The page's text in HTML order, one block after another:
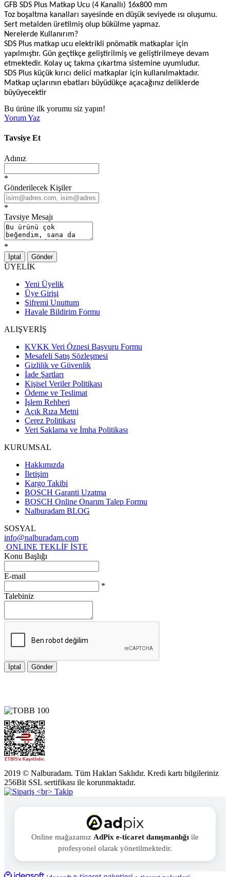
GFB SDS Plus Matkap Ucu (4 Kanallı) 16x800 mm
Toz boşaltma kanalları sayesinde en düşük seviyede ısı oluşumu.
Sert metalden üretilmiş olup bükülme yapmaz.
Nerelerde Kullanırım?
SDS Plus matkap ucu elektrikli pnömatik matkaplar için
yapılmıştır. Gün geçtikçe geliştirilmiş ve geliştirilmeye devam
etmektedir. Kolay uç takma çıkartma sistemine uyumludur.
SDS Plus küçük kırıcı delici matkaplar için kullanılmaktadır.
Matkap uçlarının ebatları büyüdükçe açacağınız deliklerde
büyüyecektir
Bu ürüne ilk yorumu siz yapın!
Yorum Yaz
Tavsiye Et
Adınız
*
Gönderilecek Kişiler
*
Tavsiye Mesajı
*
İptal Gönder
ÜYELİK
Yeni Üyelik
Üye Girişi
Şifremi Unuttum
Havale Bildirim Formu
ALIŞVERİŞ
KVKK Veri Öznesi Başvuru Formu
Mesafeli Satış Sözleşmesi
Gizlilik ve Güvenlik
İade Şartları
Kişisel Veriler Politikası
Ödeme ve Teslimat
İşlem Rehberi
Açık Rıza Metni
Çerez Politikası
Veri Saklama ve İmha Politikası
KURUMSAL
Hakkımızda
İletişim
Kargo Takibi
BOSCH Garanti Uzatma
BOSCH Online Onarım Talep Formu
Nalburadam BLOG
SOSYAL
info@nalburadam.com
ONLINE TEKLİF İSTE
Konu Başlığı
E-mail
*
Talebiniz
İptal Gönder
2019 © Nalburadam. Tüm Hakları Saklıdır. Kredi kartı bilgileriniz
256Bit SSL sertifikası ile korunmaktadır.
Online mağazamız AdPix e-ticaret danışmanlığı ile
profesyonel olarak yönetilmektedir.